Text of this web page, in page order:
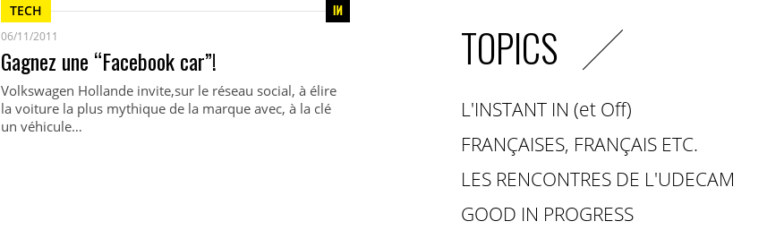
TECH
06/11/2011
Gagnez une “Facebook car”!
Volkswagen Hollande invite,sur le réseau social, à élire
la voiture la plus mythique de la marque avec, à la clé
un véhicule…
TOPICS
L'INSTANT IN (et Off)
FRANÇAISES, FRANÇAIS ETC.
LES RENCONTRES DE L'UDECAM
GOOD IN PROGRESS